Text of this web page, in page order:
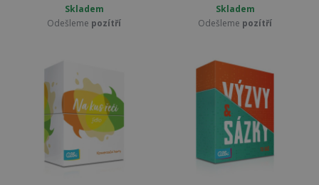
Skladem
Odešleme pozítří
Skladem
Odešleme pozítří